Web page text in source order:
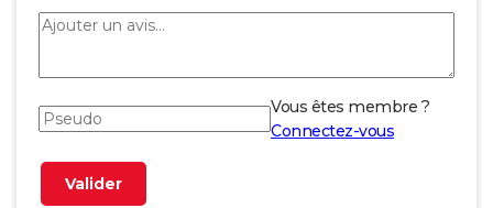
Vous êtes membre ?
Connectez-vous